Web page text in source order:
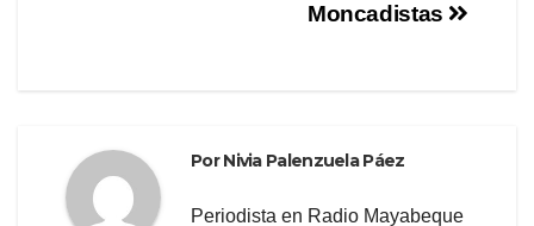
Moncadistas
PorNivia Palenzuela Páez
Periodista en Radio Mayabeque